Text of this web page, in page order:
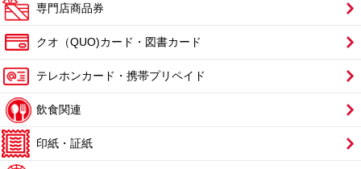
専門店商品券
クオ（QUO)カード・図書カード
テレホンカード・携帯プリペイド
飲食関連
印紙・証紙